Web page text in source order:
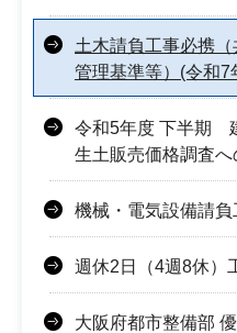
土木請負工事必携
管理基準等）(令和7
令和5年度 下半期
生土販売価格調査
機械・電気設備請負
週休2日（4週8休）
大阪府都市整備部